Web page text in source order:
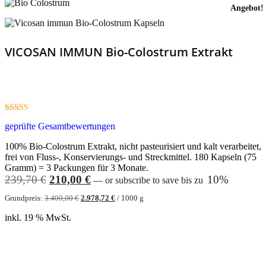
Angebot!
VICOSAN IMMUN Bio-Colostrum Extrakt
out of 5
geprüfte Gesamtbewertungen
100% Bio-Colostrum Extrakt, nicht pasteurisiert und kalt verarbeitet,
frei von Fluss-, Konservierungs- und Streckmittel. 180 Kapseln (75
Gramm) = 3 Packungen für 3 Monate.
239,70€ Ursprünglicher
war:
239,70 €
210,00 €Aktueller
ist:
— or subscribe to save bis zu 10%
Grundpreis: 3.400,00€ 2.978,72 € / 1000 g
inkl. 19 % MwSt.